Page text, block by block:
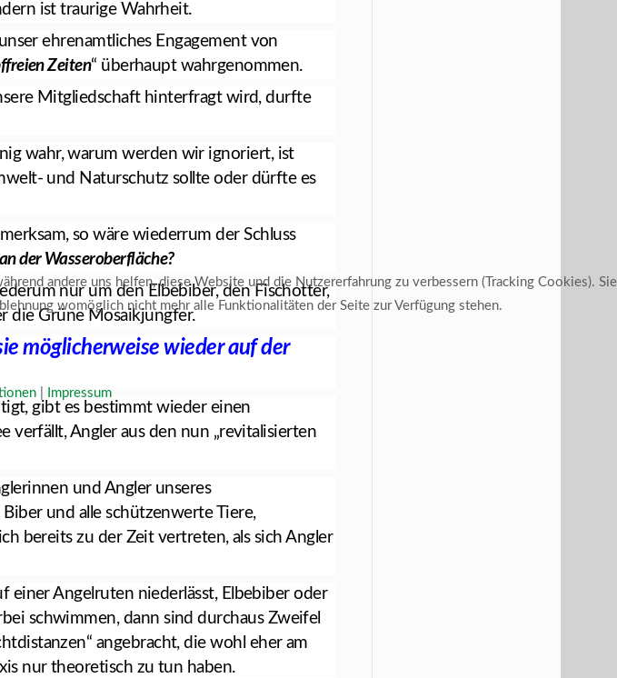
ist traurige Wahrheit.
ehrenamtliches Engagement von
Zeiten“ überhaupt wahrgenommen.
Mitgliedschaft hinterfragt wird, durfte
wahr, warum werden wir ignoriert, ist
und Naturschutz sollte oder dürfte es
so wäre wiederrum der Schluss
der Wasseroberfläche?
nur um den Elbebiber, den Fischotter,
die Grüne Mosaikjungfer.
möglicherweise wieder auf der
gibt es bestimmt wieder einen
verfällt, Angler aus den nun „revitalisierten
und Angler unseres
und alle schützenwerte Tiere,
bereits zu der Zeit vertreten, als sich Angler
einer Angelruten niederlässt, Elbebiber oder
schwimmen, dann sind durchaus Zweifel
angebracht, die wohl eher am
nur theoretisch zu tun haben.
andere uns helfen, diese Website und die Nutzererfahrung zu verbessern (Tracking Cookies). Sie
womöglich nicht mehr alle Funktionalitäten der Seite zur Verfügung stehen.
Impressum